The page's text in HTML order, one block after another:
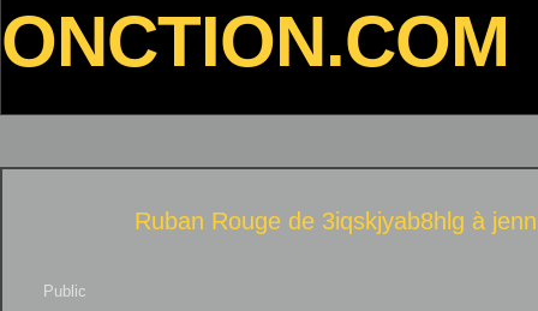
ONCTION.COM
Public
Ruban Rouge de 3iqskjyab8hlg à